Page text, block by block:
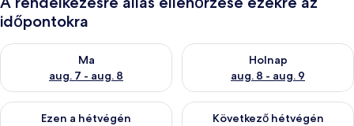
időpontokra
Ma
aug. 7 - aug. 8
A ma esti rendelkezésre állás ellenőrzése: aug. 7 - aug. 8
Holnap
aug. 8 - aug. 9
A holnapi rendelkezésre állás
Ezen a hétvégén
A mostani hétvégi rendelkezésre állás ellenőrzése: aug. 7 -
Következő hétvégén
A következő hétvégi